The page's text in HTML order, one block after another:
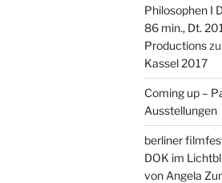
Philosophen I
86 min., Dt.
Productions
Kassel 2017
Coming up –
Ausstellungen
berliner
DOK im
von Angela